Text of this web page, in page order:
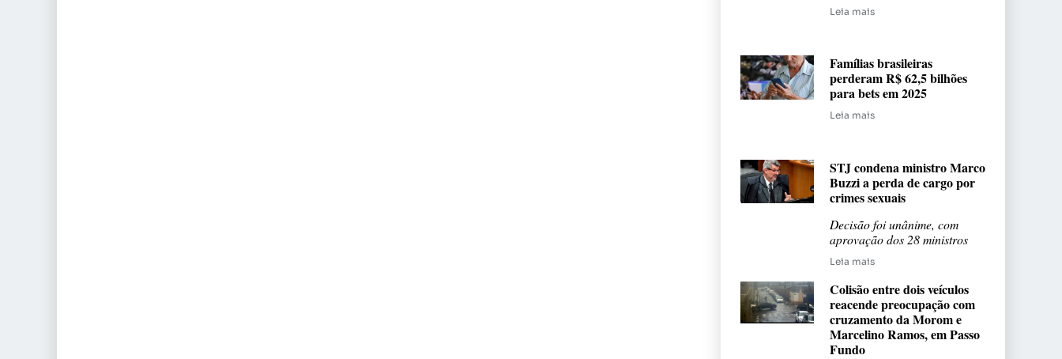
Leia mais
Famílias brasileiras
perderam R$ 62,5 bilhões
para bets em 2025
Leia mais
STJ condena ministro Marco
Buzzi a perda de cargo por
crimes sexuais
Decisão foi unânime, com
aprovação dos 28 ministros
Leia mais
Colisão entre dois veículos
reacende preocupação com
cruzamento da Morom e
Marcelino Ramos, em Passo
Fundo